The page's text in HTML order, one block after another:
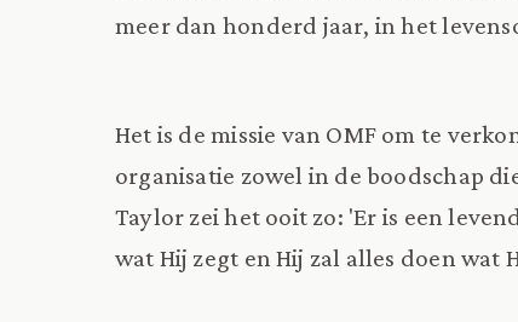
meer dan honderd jaar, in het
Het is de missie van OMF om te
organisatie zowel in de boodschap
Taylor zei het ooit zo: 'Er is een
wat Hij zegt en Hij zal alles doen wat